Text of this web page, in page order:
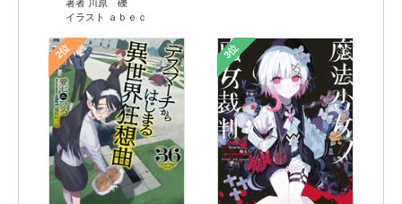
著者 川原 礫
イラスト ａｂｅｃ
2位 3位